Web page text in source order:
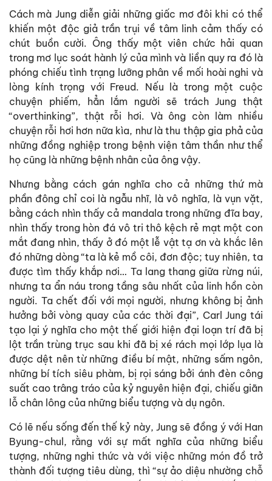
Cách mà Jung diễn giải những giấc mơ đôi khi có thể
khiến một độc giả trần trụi về tâm linh cảm thấy có
chút buồn cười. Ông thấy một viên chức hải quan
trong mơ lục soát hành lý của mình và liền quy ra đó là
phóng chiếu tình trạng lưỡng phân về mối hoài nghi và
lòng kính trọng với Freud. Nếu là trong một cuộc
chuyện phiếm, hẳn lắm người sẽ trách Jung thật
“overthinking”, thật rỗi hơi. Và ông còn làm nhiều
chuyện rỗi hơi hơn nữa kìa, như là thu thập gia phả của
những đồng nghiệp trong bệnh viện tâm thần như thể
họ cũng là những bệnh nhân của ông vậy.
Nhưng bằng cách gán nghĩa cho cả những thứ mà
phần đông chỉ coi là ngẫu nhĩ, là vô nghĩa, là vụn vặt,
bằng cách nhìn thấy cả mandala trong những đĩa bay,
nhìn thấy trong hòn đá vô tri thô kệch rẻ mạt một con
mắt đang nhìn, thấy ở đó một lễ vật tạ ơn và khắc lên
đó những dòng “ta là kẻ mồ côi, đơn độc; tuy nhiên, ta
được tìm thấy khắp nơi… Ta lang thang giữa rừng núi,
nhưng ta ẩn náu trong tầng sâu nhất của linh hồn còn
người. Ta chết đối với mọi người, nhưng không bị ảnh
hưởng bởi vòng quay của các thời đại”, Carl Jung tái
tạo lại ý nghĩa cho một thế giới hiện đại loạn trí đã bị
lột trần trùng trục sau khi đã bị xé rách mọi lớp lụa là
được dệt nên từ những điều bí mật, những sấm ngôn,
những bí tích siêu phàm, bị rọi sáng bởi ánh đèn công
suất cao trâng tráo của kỷ nguyên hiện đại, chiếu giãn
lỗ chân lông của những biểu tượng và dụ ngôn.
Có lẽ nếu sống đến thế kỷ này, Jung sẽ đồng ý với Han
Byung-chul, rằng với sự mất nghĩa của những biểu
tượng, những nghi thức và với việc những món đồ trở
thành đối tượng tiêu dùng, thì “sự ảo diệu nhường chỗ